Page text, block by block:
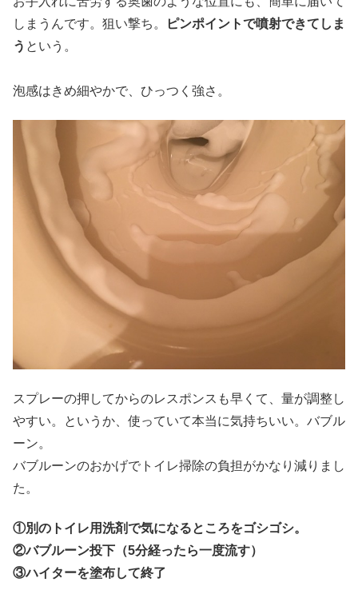
しまうんです。狙い撃ち。
ピンポイントで噴射できてしま
う という。
泡感はきめ細やかで、ひっつく強さ。
スプレーの押してからのレスポンスも早くて、量が調整し
やすい。というか、使っていて本当に気持ちいい。バブル
ーン。
バブルーンのおかげでトイレ掃除の負担がかなり減りまし
た。
①別のトイレ用洗剤で気になるところをゴシゴシ。
②バブルーン投下（5分経ったら一度流す）
③ハイターを塗布して終了